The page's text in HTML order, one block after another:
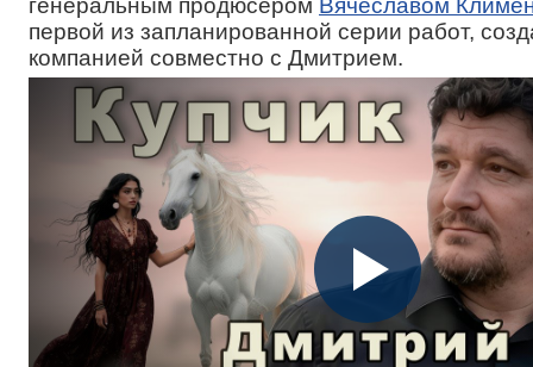
первой из запланированной серии работ,
компанией совместно с Дмитрием.